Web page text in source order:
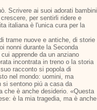
Scrivere ai suoi adorati bambini
per sentirli ridere e
italiana è l'unica cura per la
trame nuove e antiche, di storie
nonni durante la Seconda
apprende da un anziano
incontrata in treno o la storia
racconto si popola di
nel mondo: uomini, ma
si sentono piú a casa da
che è anche desiderio. «Questa
è la mia tragedia, ma è anche